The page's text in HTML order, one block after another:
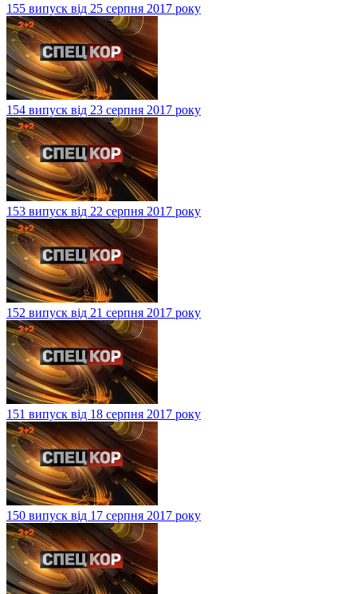
155 випуск від 25 серпня 2017 року
154 випуск від 23 серпня 2017 року
153 випуск від 22 серпня 2017 року
152 випуск від 21 серпня 2017 року
151 випуск від 18 серпня 2017 року
150 випуск від 17 серпня 2017 року